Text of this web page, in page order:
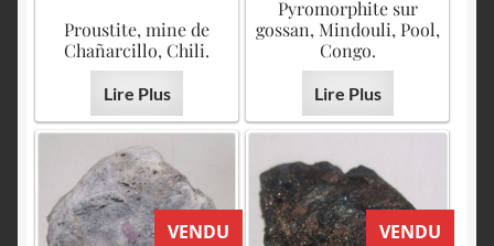
Pyromorphite sur
gossan, Mindouli, Pool,
Congo.
Lire Plus
Proustite, mine de
Chañarcillo, Chili.
Lire Plus
VENDU VENDU